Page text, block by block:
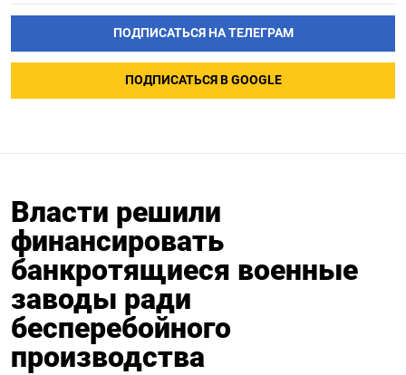
ПОДПИСАТЬСЯ НА ТЕЛЕГРАМ
ПОДПИСАТЬСЯ В GOOGLE
Власти решили
финансировать
банкротящиеся военные
заводы ради
бесперебойного
производства